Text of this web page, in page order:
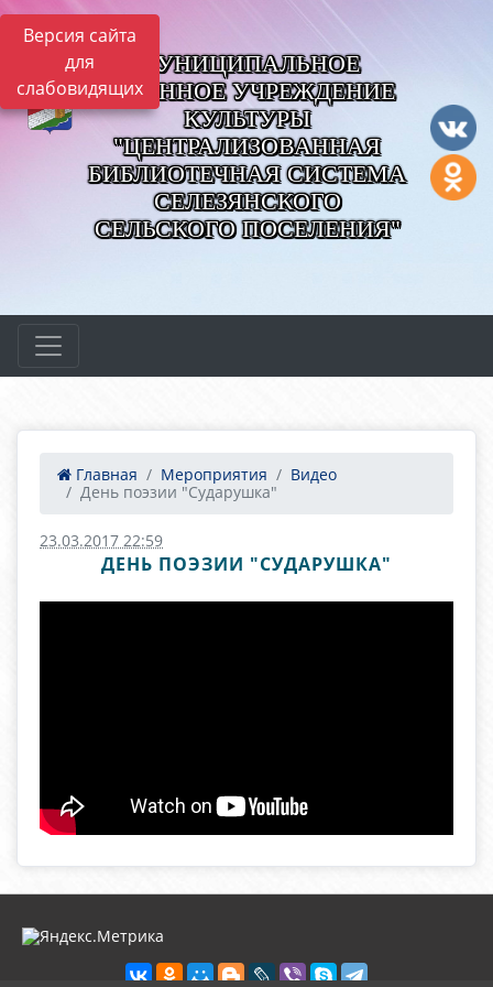
Версия сайта
для
слабовидящих
МУНИЦИПАЛЬНОЕ
КАЗЕННОЕ УЧРЕЖДЕНИЕ
КУЛЬТУРЫ
"ЦЕНТРАЛИЗОВАННАЯ
БИБЛИОТЕЧНАЯ СИСТЕМА
СЕЛЕЗЯНСКОГО
СЕЛЬСКОГО ПОСЕЛЕНИЯ"
Главная Мероприятия
Видео
День поэзии "Сударушка"
23.03.2017 22:59
ДЕНЬ ПОЭЗИИ "СУДАРУШКА"